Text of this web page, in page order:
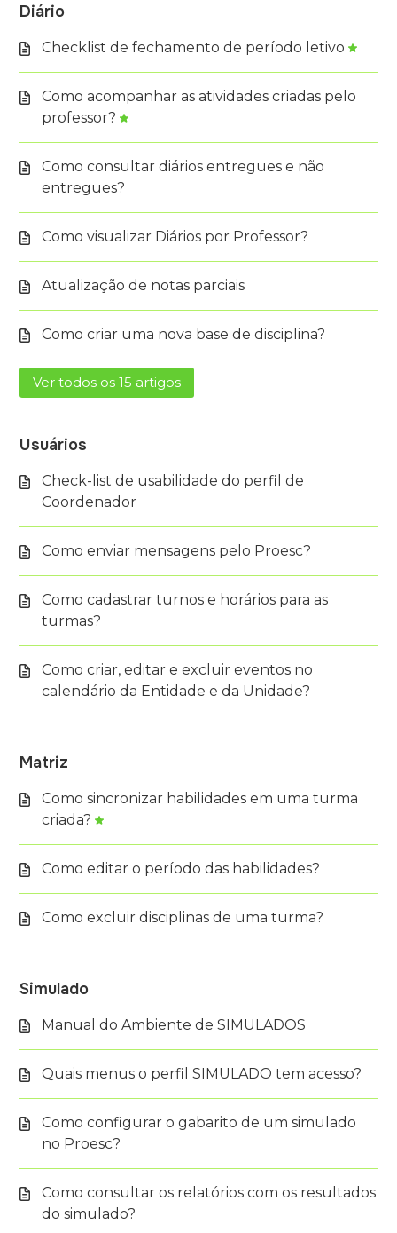
Diário
Checklist de fechamento de período letivo
Como acompanhar as atividades criadas pelo
professor?
Como consultar diários entregues e não
entregues?
Como visualizar Diários por Professor?
Atualização de notas parciais
Como criar uma nova base de disciplina?
Ver todos os 15 artigos
Usuários
Check-list de usabilidade do perfil de
Coordenador
Como enviar mensagens pelo Proesc?
Como cadastrar turnos e horários para as
turmas?
Como criar, editar e excluir eventos no
calendário da Entidade e da Unidade?
Matriz
Como sincronizar habilidades em uma turma
criada?
Como editar o período das habilidades?
Como excluir disciplinas de uma turma?
Simulado
Manual do Ambiente de SIMULADOS
Quais menus o perfil SIMULADO tem acesso?
Como configurar o gabarito de um simulado
no Proesc?
Como consultar os relatórios com os resultados
do simulado?